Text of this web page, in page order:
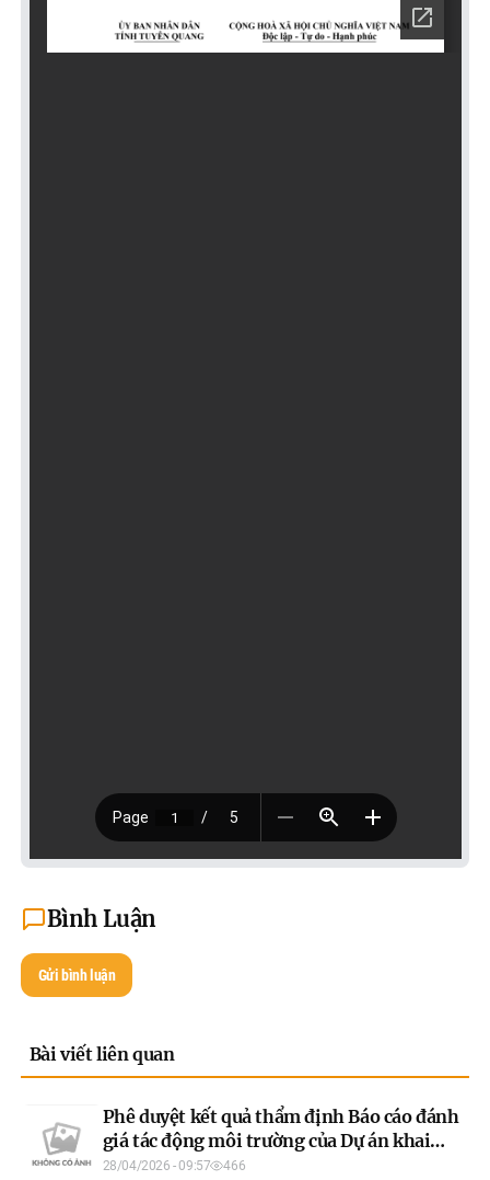
Bình Luận
Gửi bình luận
Bài viết liên quan
Phê duyệt kết quả thẩm định Báo cáo đánh
giá tác động môi trường của Dự án khai
thác, chế biến đá granit và đá phiến làm vật
28/04/2026 - 09:57 466